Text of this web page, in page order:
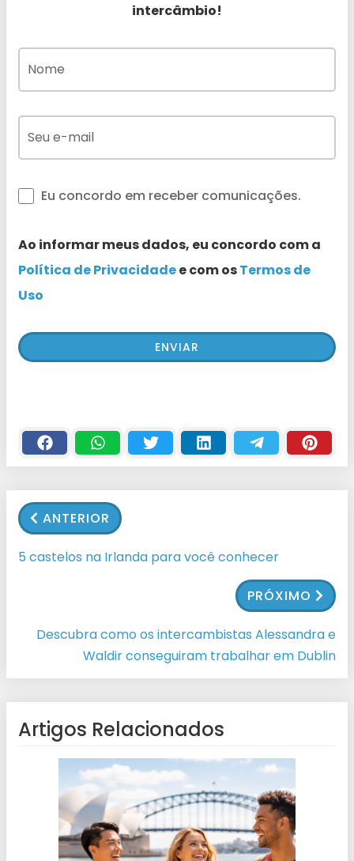
intercâmbio!
Eu concordo em receber comunicações.
Ao informar meus dados, eu concordo com a
Política de Privacidadee com osTermos de
Uso
ANTERIOR
5 castelos na Irlanda para você conhecer
PRÓXIMO
Descubra como os intercambistas Alessandra e
Waldir conseguiram trabalhar em Dublin
Artigos Relacionados